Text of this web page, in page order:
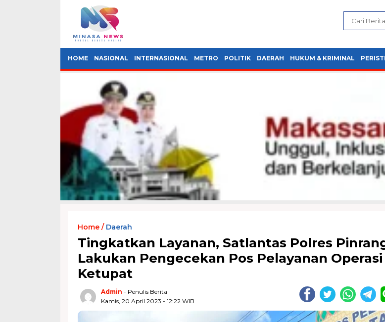
HOME NASIONAL INTERNASIONAL METRO POLITIK DAERAH HUKUM & KRIMINAL
Home / Daerah
Tingkatkan Layanan, Satlantas Polres
Lakukan Pengecekan Pos Pelayanan Operasi
Ketupat
Admin - Penulis Berita
Kamis, 20 April 2023 - 12:22 WIB